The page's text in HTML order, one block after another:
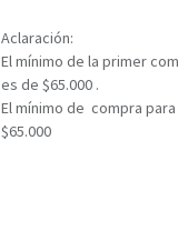
Aclaración:
El mínimo de la primer
es de $65.000 .
El mínimo de compra
$65.000